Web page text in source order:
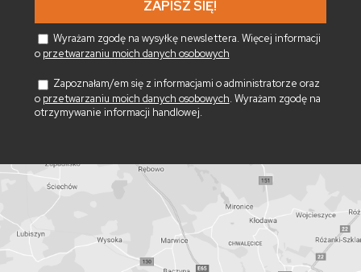
Wyrażam zgodę na wysyłkę newslettera. Więcej informacji
o przetwarzaniu moich danych osobowych
Zapoznałam/em się z informacjami o administratorze oraz
o przetwarzaniu moich danych osobowych. Wyrażam zgodę na
otrzymywanie informacji handlowej.